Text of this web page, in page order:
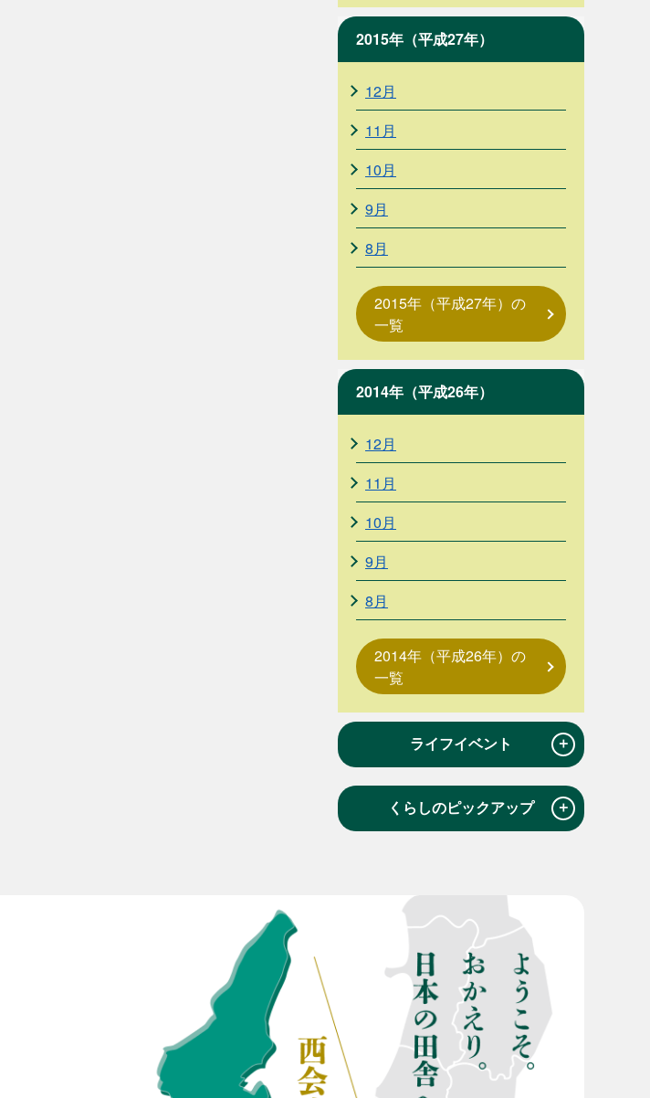
2015年（平成27年）
12月
11月
10月
9月
8月
2015年（平成27年）の
一覧
2014年（平成26年）
12月
11月
10月
9月
8月
2014年（平成26年）の
一覧
ライフイベント ＋
くらしのピックアップ ＋